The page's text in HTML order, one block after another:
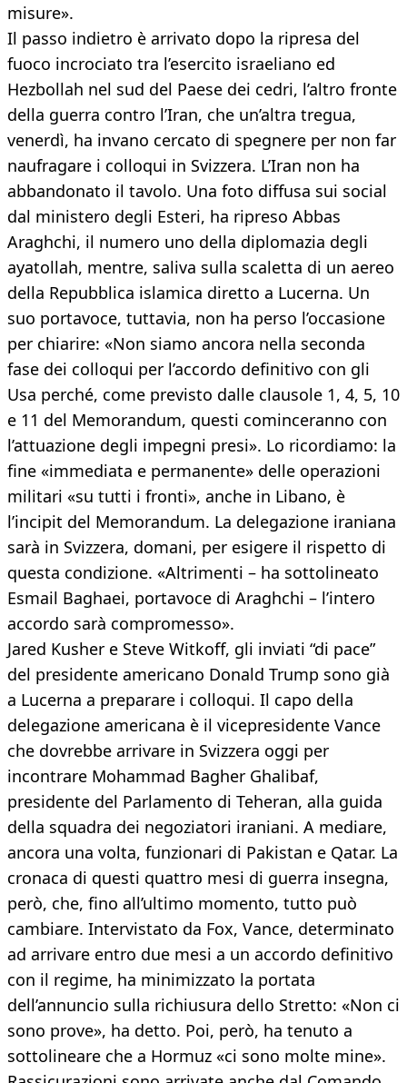
misure».
Il passo indietro è arrivato dopo la ripresa del
fuoco incrociato tra l’esercito israeliano ed
Hezbollah nel sud del Paese dei cedri, l’altro fronte
della guerra contro l’Iran, che un’altra tregua,
venerdì, ha invano cercato di spegnere per non far
naufragare i colloqui in Svizzera. L’Iran non ha
abbandonato il tavolo. Una foto diffusa sui social
dal ministero degli Esteri, ha ripreso Abbas
Araghchi, il numero uno della diplomazia degli
ayatollah, mentre, saliva sulla scaletta di un aereo
della Repubblica islamica diretto a Lucerna. Un
suo portavoce, tuttavia, non ha perso l’occasione
per chiarire: «Non siamo ancora nella seconda
fase dei colloqui per l’accordo definitivo con gli
Usa perché, come previsto dalle clausole 1, 4, 5, 10
e 11 del Memorandum, questi cominceranno con
l’attuazione degli impegni presi». Lo ricordiamo: la
fine «immediata e permanente» delle operazioni
militari «su tutti i fronti», anche in Libano, è
l’incipit del Memorandum. La delegazione iraniana
sarà in Svizzera, domani, per esigere il rispetto di
questa condizione. «Altrimenti – ha sottolineato
Esmail Baghaei, portavoce di Araghchi – l’intero
accordo sarà compromesso».
Jared Kusher e Steve Witkoff, gli inviati “di pace”
del presidente americano Donald Trump sono già
a Lucerna a preparare i colloqui. Il capo della
delegazione americana è il vicepresidente Vance
che dovrebbe arrivare in Svizzera oggi per
incontrare Mohammad Bagher Ghalibaf,
presidente del Parlamento di Teheran, alla guida
della squadra dei negoziatori iraniani. A mediare,
ancora una volta, funzionari di Pakistan e Qatar. La
cronaca di questi quattro mesi di guerra insegna,
però, che, fino all’ultimo momento, tutto può
cambiare. Intervistato da Fox, Vance, determinato
ad arrivare entro due mesi a un accordo definitivo
con il regime, ha minimizzato la portata
dell’annuncio sulla richiusura dello Stretto: «Non ci
sono prove», ha detto. Poi, però, ha tenuto a
sottolineare che a Hormuz «ci sono molte mine».